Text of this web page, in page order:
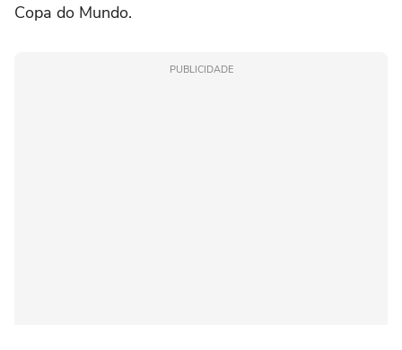
Copa do Mundo.
PUBLICIDADE